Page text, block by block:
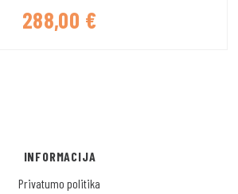
288,00 €
INFORMACIJA
Privatumo politika